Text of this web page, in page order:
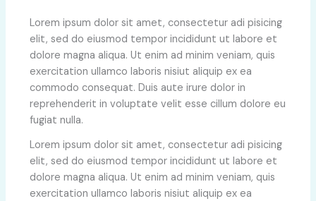
Lorem ipsum dolor sit amet, consectetur adi pisicing
elit, sed do eiusmod tempor incididunt ut labore et
dolore magna aliqua. Ut enim ad minim veniam, quis
exercitation ullamco laboris nisiut aliquip ex ea
commodo consequat. Duis aute irure dolor in
reprehenderit in voluptate velit esse cillum dolore eu
fugiat nulla.
Lorem ipsum dolor sit amet, consectetur adi pisicing
elit, sed do eiusmod tempor incididunt ut labore et
dolore magna aliqua. Ut enim ad minim veniam, quis
exercitation ullamco laboris nisiut aliquip ex ea